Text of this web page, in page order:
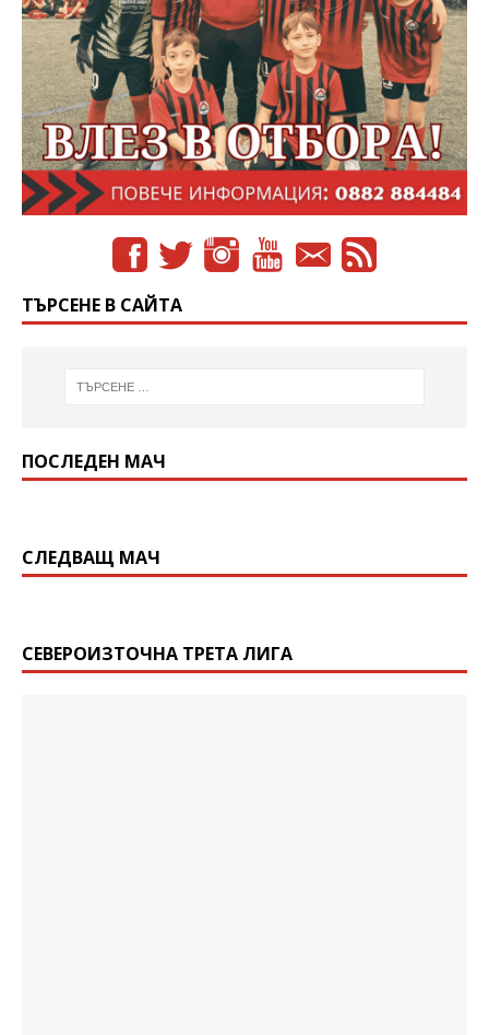
ТЪРСЕНЕ В САЙТА
ПОСЛЕДЕН МАЧ
СЛЕДВАЩ МАЧ
СЕВЕРОИЗТОЧНА ТРЕТА ЛИГА